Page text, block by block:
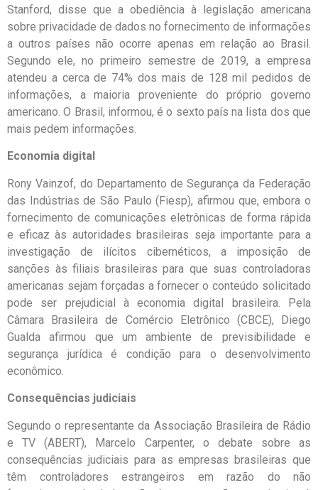
Stanford, disse que a obediência à legislação americana
sobre privacidade de dados no fornecimento de informações
a outros países não ocorre apenas em relação ao Brasil.
Segundo ele, no primeiro semestre de 2019, a empresa
atendeu a cerca de 74% dos mais de 128 mil pedidos de
informações, a maioria proveniente do próprio governo
americano. O Brasil, informou, é o sexto país na lista dos que
mais pedem informações.
Economia digital
Rony Vainzof, do Departamento de Segurança da Federação
das Indústrias de São Paulo (Fiesp), afirmou que, embora o
fornecimento de comunicações eletrônicas de forma rápida
e eficaz às autoridades brasileiras seja importante para a
investigação de ilícitos cibernéticos, a imposição de
sanções às filiais brasileiras para que suas controladoras
americanas sejam forçadas a fornecer o conteúdo solicitado
pode ser prejudicial à economia digital brasileira. Pela
Câmara Brasileira de Comércio Eletrônico (CBCE), Diego
Gualda afirmou que um ambiente de previsibilidade e
segurança jurídica é condição para o desenvolvimento
econômico.
Consequências judiciais
Segundo o representante da Associação Brasileira de Rádio
e TV (ABERT), Marcelo Carpenter, o debate sobre as
consequências judiciais para as empresas brasileiras que
têm controladores estrangeiros em razão do não